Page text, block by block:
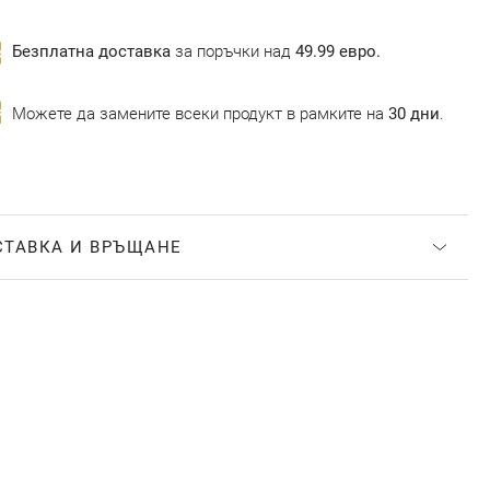
Безплатна доставказа поръчки над 49.99 евро.
Можете да замените всеки продукт в рамките на 30 дни.
И ВРЪЩАНЕ